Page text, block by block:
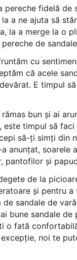
pereche fidelă de
a ne ajuta să
la a merge la o
de
cu
că acele
E timpul
bun și ai
este timpul să
să-ți simți din
anunțat, soarele
pantofilor și
de la
și pentru a
sandale de
bune sandale de
o fată
noi te